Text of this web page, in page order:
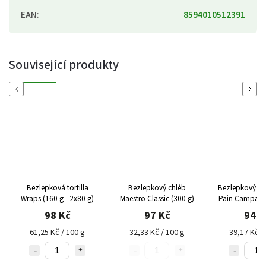
EAN: 8594010512391
Související produkty
Previous
Bezlepková tortilla
Wraps (160 g - 2x80 g)
98 Kč
61,25 Kč / 100 g
Bezlepkový chléb
Maestro Classic (300 g)
97 Kč
32,33 Kč / 100 g
Bezlepkový
Pain
g)
94
39,17 Kč /
Next